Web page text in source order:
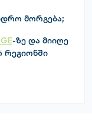
მორგება;
-ზე და მიიღე
რეგიონში